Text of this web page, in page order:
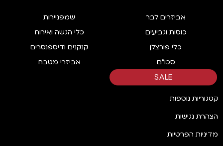
אביזרים לבר
שמפניירות
כוסות וגביעים
כלי הגשה ואירוח
כלי פורצלן
קנקנים ודיספנסרים
סכו"ם
אביזרי מטבח
SALE
קטגוריות נוספות
הצהרת נגישות
מדיניות הפרטיות